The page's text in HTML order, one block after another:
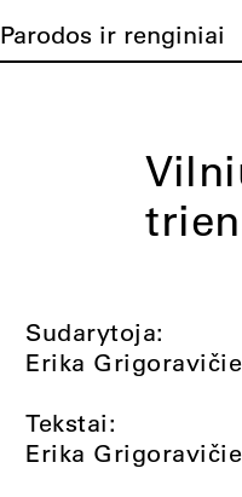
Parodos ir renginiai
Sudarytoja:
Erika
Tekstai:
Erika